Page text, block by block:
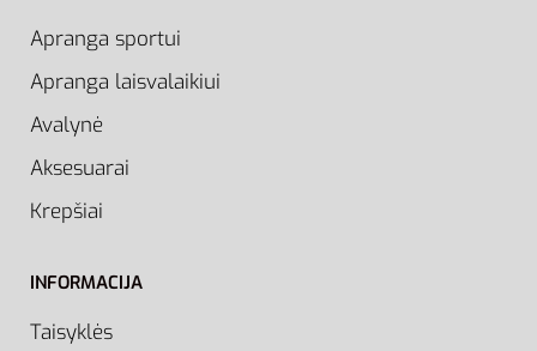
Apranga sportui
Apranga laisvalaikiui
Avalynė
Aksesuarai
Krepšiai
INFORMACIJA
Taisyklės